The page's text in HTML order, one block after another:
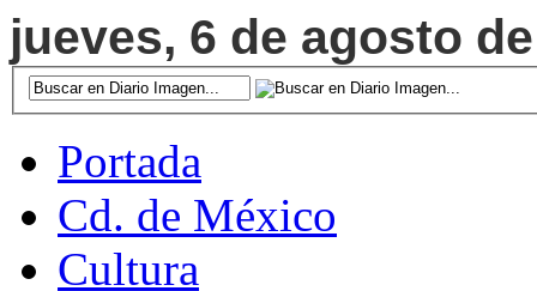
jueves, 6 de agosto
Portada
Cd. de México
Cultura